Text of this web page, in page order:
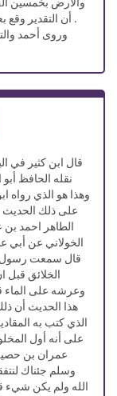
والأرض بخمسين
أن التقدير وقع بعد خلق العرش ، والتقدير وقع عند أول خلق القلم .
وروى أحمد
قال ابن كثير في
نقله الحافظ
وهذا هو الذي
على ذلك
الطاهر احمد
الخولاني عن أبي
قال سمعت رسول
الخلائق
وعرشه على الماء
هذا الحديث أن
الذي كتب به
على أنه أول
عمران بن
وسلم جئناك
الله ولم يكن شيء